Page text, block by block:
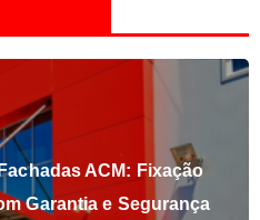
ACM: Fixação
Garantia e Segurança